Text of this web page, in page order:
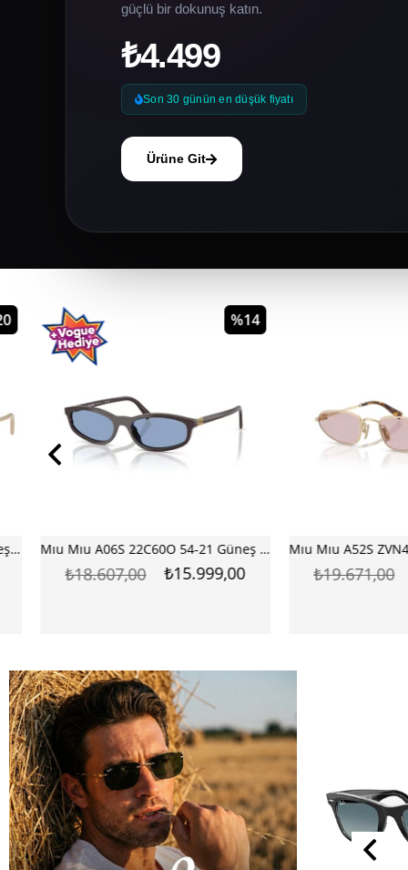
güçlü bir dokunuş katın.
₺4.499
Son 30 günün en düşük fiyatı
Ürüne Git
Mıu Mıu A06S 22C60O 54-21 Güneş Gözlüğü
₺15.999,00
₺18.607,00 ₺19.671,00
%44 %37